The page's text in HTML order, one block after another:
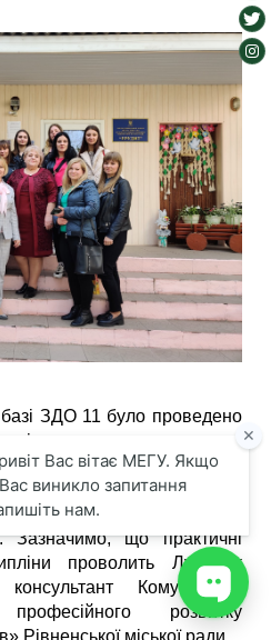
ЗДО 11 було проведено
вихователя - запорука
в рамках вивченя курсу
діяльність
-магістрів спеціальності
Зазначимо, що практичні
проволить Лукашук
Комунальної
розвитку
Рівненської міської ради.